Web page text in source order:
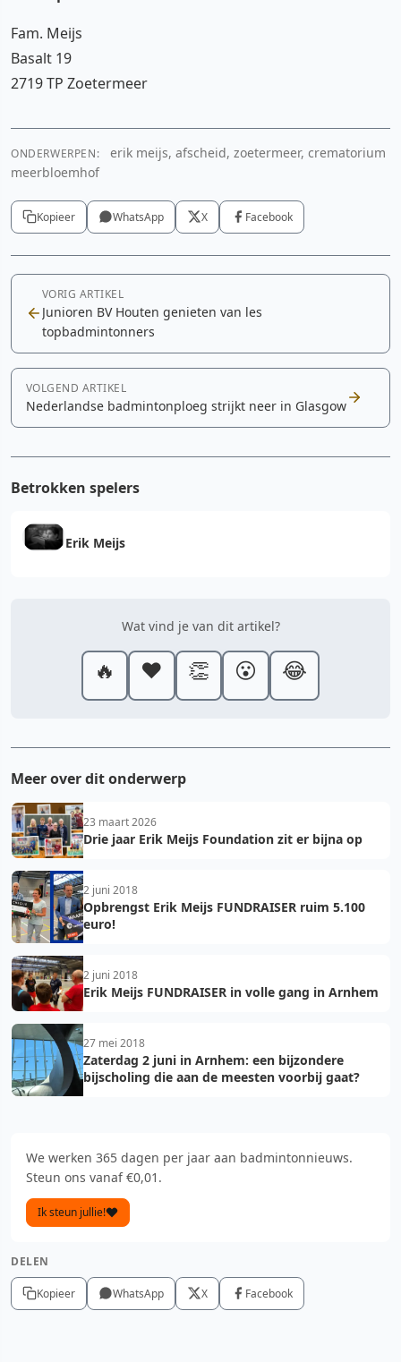
Fam. Meijs
Basalt 19
2719 TP Zoetermeer
ONDERWERPEN:
erik meijs, afscheid, zoetermeer, crematorium
meerbloemhof
Kopieer WhatsApp X Facebook
VORIG ARTIKEL
Junioren BV Houten genieten van les
topbadmintonners
VOLGEND ARTIKEL
Nederlandse badmintonploeg strijkt neer in Glasgow
Betrokken spelers
Erik Meijs
Wat vind je van dit artikel?
🔥 ❤️ 👏 😮 😂
Meer over dit onderwerp
23 maart 2026
Drie jaar Erik Meijs Foundation zit er bijna op
2 juni 2018
Opbrengst Erik Meijs FUNDRAISER ruim 5.100
euro!
2 juni 2018
Erik Meijs FUNDRAISER in volle gang in Arnhem
27 mei 2018
Zaterdag 2 juni in Arnhem: een bijzondere
bijscholing die aan de meesten voorbij gaat?
We werken 365 dagen per jaar aan badmintonnieuws.
Steun ons vanaf €0,01.
Ik steun jullie!
DELEN
Kopieer WhatsApp X Facebook